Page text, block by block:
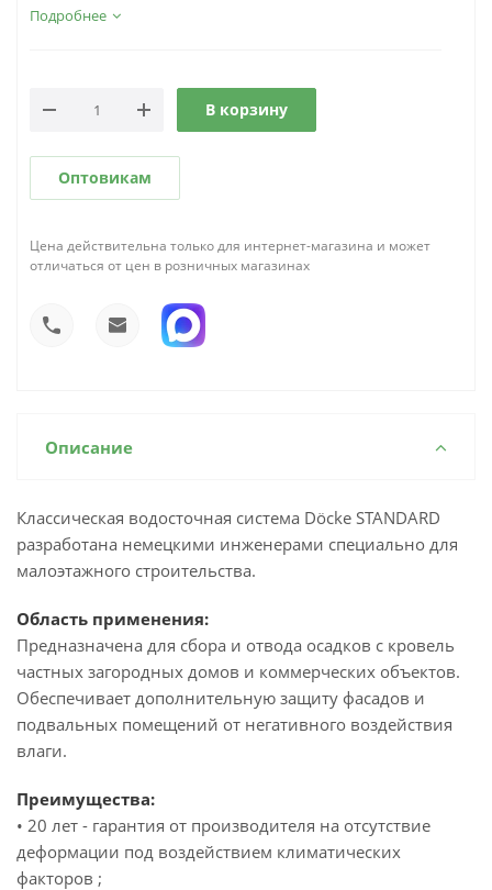
Подробнее
В корзину
Оптовикам
Цена действительна только для интернет-магазина и может
отличаться от цен в розничных магазинах
Описание
Классическая водосточная система Döcke STANDARD
разработана немецкими инженерами специально для
малоэтажного строительства.
Область применения:
Предназначена для сбора и отвода осадков с кровель
частных загородных домов и коммерческих объектов.
Обеспечивает дополнительную защиту фасадов и
подвальных помещений от негативного воздействия
влаги.
Преимущества:
• 20 лет - гарантия от производителя на отсутствие
деформации под воздействием климатических
факторов ;